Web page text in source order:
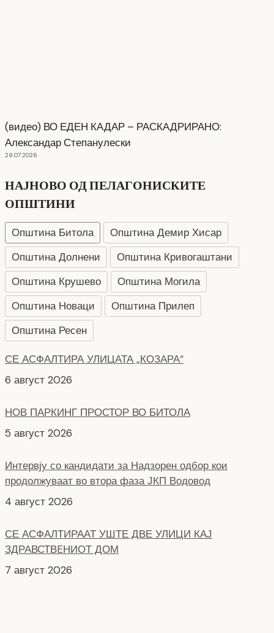
(видео) ВО ЕДЕН КАДАР – РАСКАДРИРАНО:
Александар Степанулески
29.07.2026
НАЈНОВО ОД ПЕЛАГОНИСКИТЕ
ОПШТИНИ
Општина Битола
Општина Демир Хисар
Општина Долнени
Општина Кривогаштани
Општина Крушево
Општина Могила
Општина Новаци
Општина Прилеп
Општина Ресен
СЕ АСФАЛТИРА УЛИЦАТА „КОЗАРА“
6 август 2026
НОВ ПАРКИНГ ПРОСТОР ВО БИТОЛА
5 август 2026
Интервју со кандидати за Надзорен одбор кои
продолжуваат во втора фаза ЈКП Водовод
4 август 2026
СЕ АСФАЛТИРААТ УШТЕ ДВЕ УЛИЦИ КАЈ
ЗДРАВСТВEНИОТ ДОМ
7 август 2026